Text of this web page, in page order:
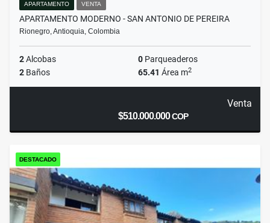
APARTAMENTO VENTA
APARTAMENTO MODERNO - SAN ANTONIO DE PEREIRA
Rionegro, Antioquia, Colombia
2Alcobas 0 Parqueaderos
2 Baños 65.41 Área m2
Venta
$510.000.000COP
DESTACADO